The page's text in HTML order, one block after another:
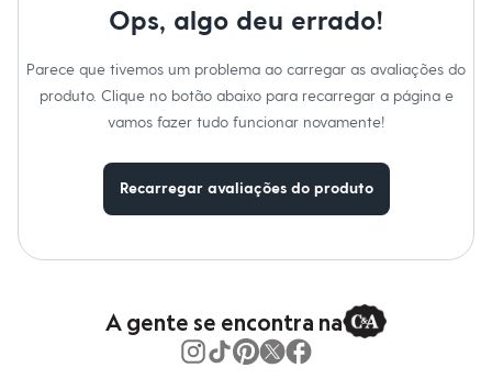
Roupas
Bermudas
Camisas
Casacos e Jaquetas
Bolsas e Mochilas
Chapéus e Bonés
Azul Médio.
Ops, algo deu errado!
Parece que tivemos um problema ao carregar as avaliações do
produto. Clique no botão abaixo para recarregar a página e
vamos fazer tudo funcionar novamente!
Recarregar avaliações do produto
A gente se encontra na